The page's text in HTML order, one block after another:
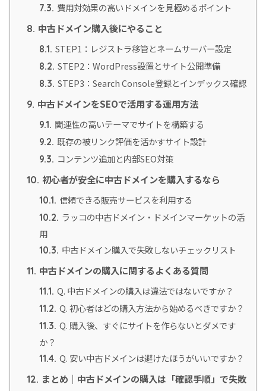
7.3. 費用対効果の高いドメインを見極めるポイント
8. 中古ドメイン購入後にやること
8.1. STEP1：レジストラ移管とネームサーバー設定
8.2. STEP2：WordPress設置とサイト公開準備
8.3. STEP3：Search Console登録とインデックス確認
9. 中古ドメインをSEOで活用する運用方法
9.1. 関連性の高いテーマでサイトを構築する
9.2. 既存の被リンク評価を活かすサイト設計
9.3. コンテンツ追加と内部SEO対策
10. 初心者が安全に中古ドメインを購入するなら
10.1. 信頼できる販売サービスを利用する
10.2. ラッコの中古ドメイン・ドメインマーケットの活
用
10.3. 中古ドメイン購入で失敗しないチェックリスト
11. 中古ドメインの購入に関するよくある質問
11.1. Q. 中古ドメインの購入は違法ではないですか？
11.2. Q. 初心者はどの購入方法から始めるべきですか？
11.3. Q. 購入後、すぐにサイトを作らないとダメです
か？
11.4. Q. 安い中古ドメインは避けたほうがいいですか？
12. まとめ｜中古ドメインの購入は「確認手順」で失敗